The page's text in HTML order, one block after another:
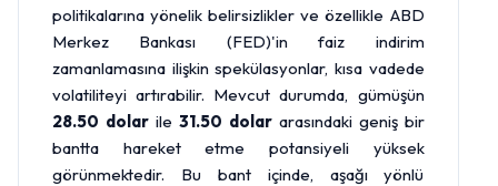
politikalarına yönelik belirsizlikler ve özellikle ABD
Merkez Bankası (FED)'in faiz indirim
zamanlamasına ilişkin spekülasyonlar, kısa vadede
volatiliteyi artırabilir. Mevcut durumda, gümüşün
28.50 dolarile 31.50 dolararasındaki geniş bir
bantta hareket etme potansiyeli yüksek
görünmektedir. Bu bant içinde, aşağı yönlü